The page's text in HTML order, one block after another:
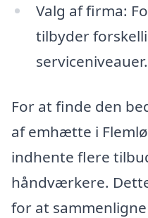
Valg af firma:
tilbyder
serviceniveauer.
For at finde den
af emhætte i
indhente flere
håndværkere.
for at